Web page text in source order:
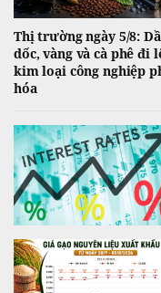
Thị trường ngày 5/8:
dốc, vàng và cà phê đi
kim loại công nghiệp
hóa